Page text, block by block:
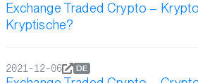
Exchange Traded Crypto –
Kryptische?
DE
2021-12-06